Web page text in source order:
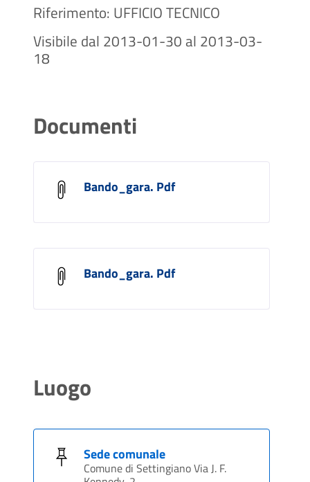
Riferimento: UFFICIO TECNICO
Visibile dal 2013-01-30 al 2013-03-
18
Documenti
Bando_gara. Pdf
Bando_gara. Pdf
Luogo
Sede comunale
Comune di Settingiano Via J. F.